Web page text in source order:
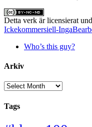
Detta verk är licensierat
Ickekommersiell-
Who’s this guy?
Arkiv
Arkiv
Tags